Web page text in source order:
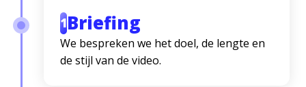
1Briefing
We bespreken we het doel, de lengte en
de stijl van de video.